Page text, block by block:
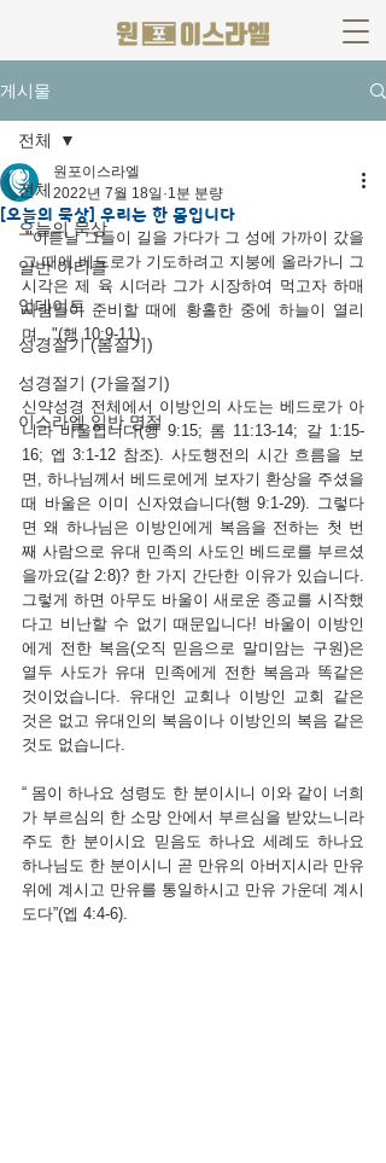
게시물
전체
오늘의 묵상
일반 아티클
업데이트
성경절기 (봄절기)
성경절기 (가을절기)
이스라엘 일반 명절
전체
[오늘의 묵상] 우리는 한 몸입니다
원포이스라엘
2022년 7월 18일 1분 분량
"이튿날 그들이 길을 가다가 그 성에 가까이 갔을
그 때에 베드로가 기도하려고 지붕에 올라가니 그
시각은 제 육 시더라 그가 시장하여 먹고자 하매
사람들이 준비할 때에 황홀한 중에 하늘이 열리
며..."(행 10:9-11).
신약성경 전체에서 이방인의 사도는 베드로가 아
니라 바울입니다(행 9:15; 롬 11:13-14; 갈 1:15-
16; 엡 3:1-12 참조). 사도행전의 시간 흐름을 보
면, 하나님께서 베드로에게 보자기 환상을 주셨을
때 바울은 이미 신자였습니다(행 9:1-29). 그렇다
면 왜 하나님은 이방인에게 복음을 전하는 첫 번
째 사람으로 유대 민족의 사도인 베드로를 부르셨
을까요(갈 2:8)? 한 가지 간단한 이유가 있습니다.
그렇게 하면 아무도 바울이 새로운 종교를 시작했
다고 비난할 수 없기 때문입니다! 바울이 이방인
에게 전한 복음(오직 믿음으로 말미암는 구원)은
열두 사도가 유대 민족에게 전한 복음과 똑같은
것이었습니다. 유대인 교회나 이방인 교회 같은
것은 없고 유대인의 복음이나 이방인의 복음 같은
것도 없습니다.
“ 몸이 하나요 성령도 한 분이시니 이와 같이 너희
가 부르심의 한 소망 안에서 부르심을 받았느니라
주도 한 분이시요 믿음도 하나요 세례도 하나요
하나님도 한 분이시니 곧 만유의 아버지시라 만유
위에 계시고 만유를 통일하시고 만유 가운데 계시
도다”(엡 4:4-6).